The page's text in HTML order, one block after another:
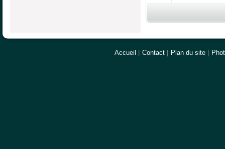
Accueil Contact Plan du site